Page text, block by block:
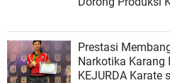
Prestasi
Narkotika Karang
KEJURDA Karate